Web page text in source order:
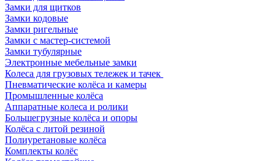
Замки для щитков
Замки кодовые
Замки ригельные
Замки с мастер-системой
Замки тубулярные
Электронные мебельные замки
Колеса для грузовых тележек и тачек
Пневматические колёса и камеры
Промышленные колёса
Аппаратные колеса и ролики
Большегрузные колёса и опоры
Колёса с литой резиной
Полиуретановые колёса
Комплекты колёс